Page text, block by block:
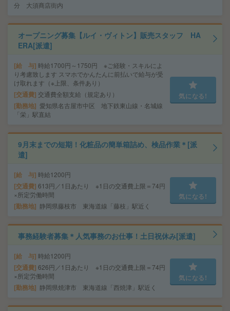
分 大須商店街内
オープニング募集【ルイ・ヴィトン】販売スタッフ HA
ERA[派遣]
給 与 時給1700円～1750円 ※ご経験・スキルによ
り考慮致します スマホでかんたんに前払いで給与が受
け取れます（※上限、条件あり）
交通費 交通費全額支給（規定あり）
勤務地 愛知県名古屋市中区 地下鉄東山線・名城線
「栄」駅直結
気になる!
9月末までの短期！化粧品の簡単箱詰め、検品作業＊[派
遣]
給 与 時給1200円
交通費 613円／1日あたり ※1日の交通費上限＝74円
×所定労働時間
勤務地 静岡県藤枝市 東海道線「藤枝」駅近く
気になる!
事務経験者募集＊人気事務のお仕事！土日祝休み[派遣]
給 与 時給1200円
交通費 626円／1日あたり ※1日の交通費上限＝74円
×所定労働時間
勤務地 静岡県焼津市 東海道線「西焼津」駅近く
気になる!